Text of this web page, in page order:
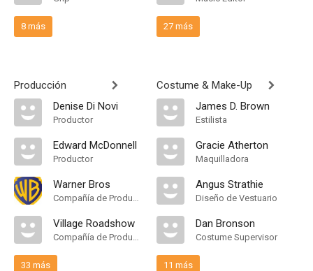
8 más
Producción
Denise Di Novi
Productor
Edward McDonnell
Productor
Warner Bros
Compañía de Produccion
Village Roadshow
Compañía de Produccion
33 más
27 más
Costume & Make-Up
James D. Brown
Estilista
Gracie Atherton
Maquilladora
Angus Strathie
Diseño de Vestuario
Dan Bronson
Costume Supervisor
11 más